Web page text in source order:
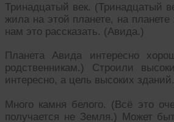
Тринадцатый век. (Тринадцатый
жила на этой планете, на
нам это рассказать. (Авида.)
Планета Авида интересно
родственникам.) Строили
интересно, а цель высоких
Много камня белого. (Всё это
получается не Земля.) Может